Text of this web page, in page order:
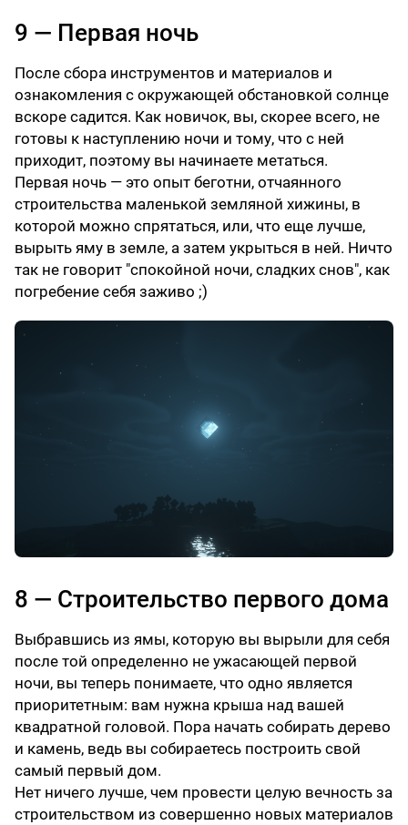
9 — Первая ночь
После сбора инструментов и материалов и
ознакомления с окружающей обстановкой солнце
вскоре садится. Как новичок, вы, скорее всего, не
готовы к наступлению ночи и тому, что с ней
приходит, поэтому вы начинаете метаться.
Первая ночь — это опыт беготни, отчаянного
строительства маленькой земляной хижины, в
которой можно спрятаться, или, что еще лучше,
вырыть яму в земле, а затем укрыться в ней. Ничто
так не говорит "спокойной ночи, сладких снов", как
погребение себя заживо ;)
8 — Строительство первого дома
Выбравшись из ямы, которую вы вырыли для себя
после той определенно не ужасающей первой
ночи, вы теперь понимаете, что одно является
приоритетным: вам нужна крыша над вашей
квадратной головой. Пора начать собирать дерево
и камень, ведь вы собираетесь построить свой
самый первый дом.
Нет ничего лучше, чем провести целую вечность за
строительством из совершенно новых материалов